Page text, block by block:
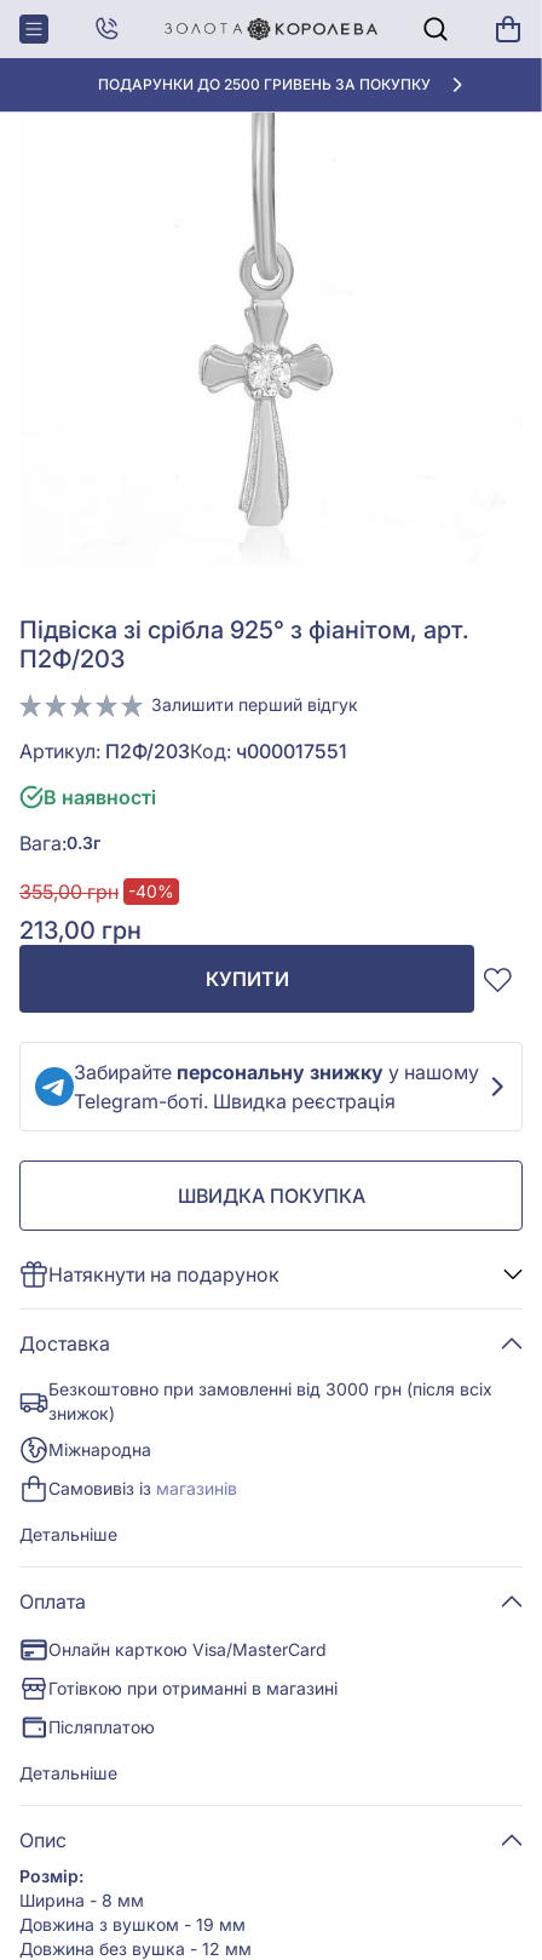
«КРАЩА ЦІНА» ВІД 5945 ГРН/ГРАМ
Головна Підвіска зі срібла 925° з фіанітом, арт. П2Ф/203
Підвіска зі срібла 925° з фіанітом, арт.
П2Ф/203
Залишити перший відгук
Артикул: П2Ф/203Код: ч000017551
В наявності
Вага:0.3г
355,00 грн -40%
213,00 грн
КУПИТИ
Забирайте персональну знижку у нашому
Telegram-боті. Швидка реєстрація
ШВИДКА ПОКУПКА
Натякнути на подарунок
Доставка
Безкоштовно при замовленні від 3000 грн (після всіх
знижок)
Міжнародна
Самовивіз із магазинів
Детальніше
Оплата
Онлайн карткою Visa/MasterCard
Готівкою при отриманні в магазині
Післяплатою
Детальніше
Опис
Розмір:
Ширина - 8 мм
Довжина з вушком - 19 мм
Довжина без вушка - 12 мм